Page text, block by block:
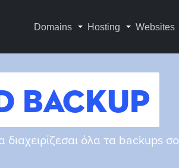
Domains Hosting Websites
Backup
όλα τα backups